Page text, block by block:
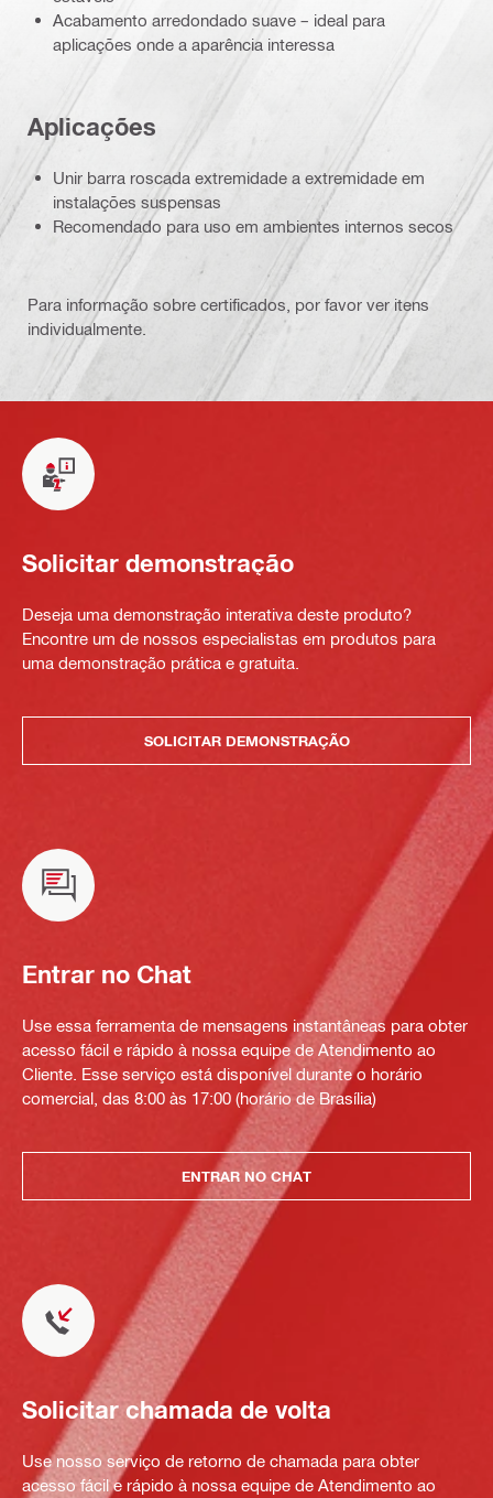
Acabamento arredondado suave – ideal para
aplicações onde a aparência interessa
Aplicações
Unir barra roscada extremidade a extremidade em
instalações suspensas
Recomendado para uso em ambientes internos secos
Para informação sobre certificados, por favor ver itens
individualmente.
Solicitar demonstração
Deseja uma demonstração interativa deste produto?
Encontre um de nossos especialistas em produtos para
uma demonstração prática e gratuita.
SOLICITAR DEMONSTRAÇÃO
Entrar no Chat
Use essa ferramenta de mensagens instantâneas para obter
acesso fácil e rápido à nossa equipe de Atendimento ao
Cliente. Esse serviço está disponível durante o horário
comercial, das 8:00 às 17:00 (horário de Brasília)
ENTRAR NO CHAT
Solicitar chamada de volta
Use nosso serviço de retorno de chamada para obter
acesso fácil e rápido à nossa equipe de Atendimento ao